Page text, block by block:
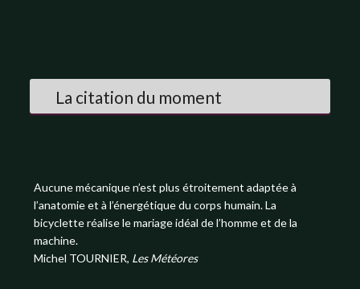
La citation du moment
Aucune mécanique n’est plus étroitement adaptée à
l’anatomie et à l’énergétique du corps humain. La
bicyclette réalise le mariage idéal de l’homme et de la
machine.
Michel TOURNIER, Les Météores